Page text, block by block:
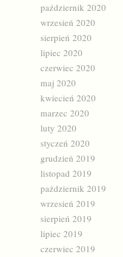
październik 2020
wrzesień 2020
sierpień 2020
lipiec 2020
czerwiec 2020
maj 2020
kwiecień 2020
marzec 2020
luty 2020
styczeń 2020
grudzień 2019
listopad 2019
październik 2019
wrzesień 2019
sierpień 2019
lipiec 2019
czerwiec 2019